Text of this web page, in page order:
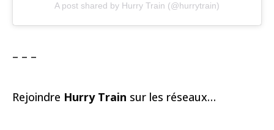
A post shared by Hurry Train (@hurrytrain)
– – –
Rejoindre Hurry Train sur les réseaux…